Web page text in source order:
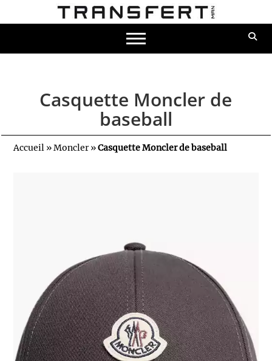
Casquette Moncler de
baseball
Accueil »Moncler»Casquette Moncler de baseball